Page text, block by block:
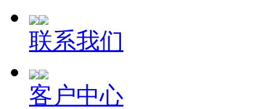
联系我们
客户中心